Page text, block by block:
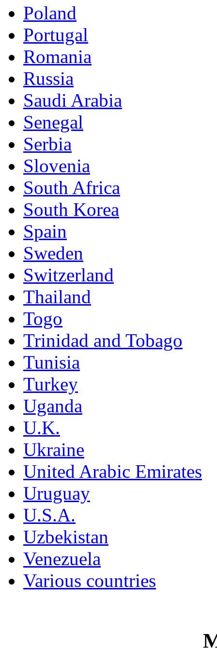
Poland
Portugal
Romania
Russia
Saudi Arabia
Senegal
Serbia
Slovenia
South Africa
South Korea
Spain
Sweden
Switzerland
Thailand
Togo
Trinidad and Tobago
Tunisia
Turkey
Uganda
U.K.
Ukraine
United Arabic Emirates
Uruguay
U.S.A.
Uzbekistan
Venezuela
Various countries